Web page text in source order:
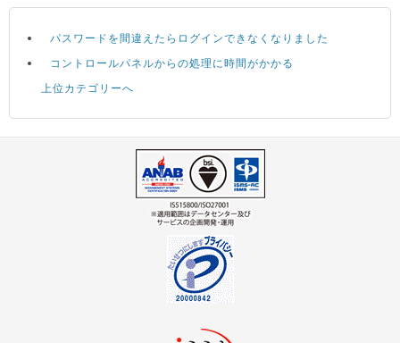
パスワードを間違えたらログインできなくなりました
コントロールパネルからの処理に時間がかかる
上位カテゴリーへ